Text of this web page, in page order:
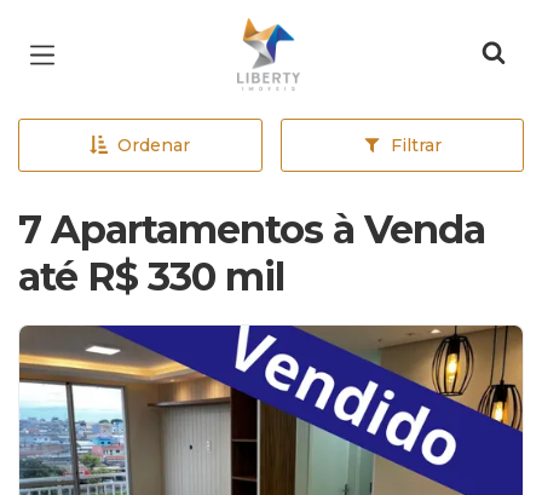
Página inicial
Ordenar Filtrar
7 Apartamentos à Venda
até R$ 330 mil